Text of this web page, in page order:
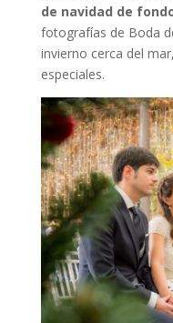
de navidad de
fotografías de Boda
invierno cerca del
especiales.